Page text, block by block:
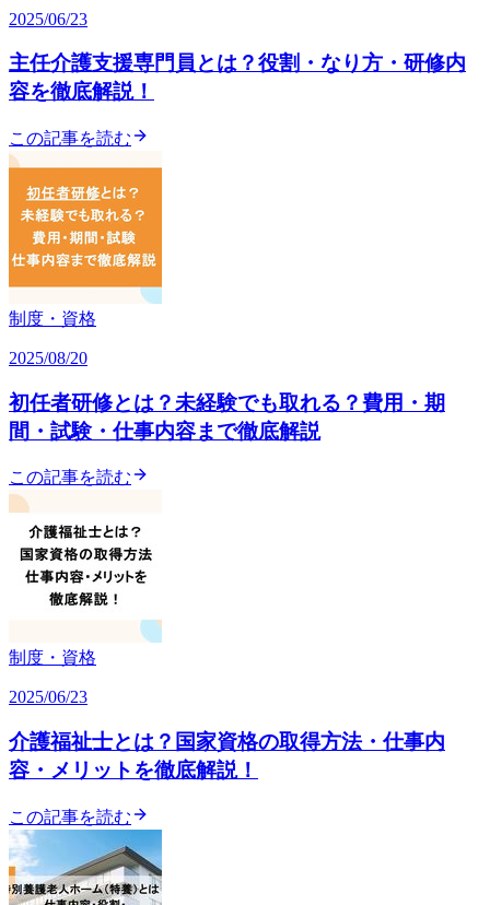
2025/06/23
主任介護支援専門員とは？役割・なり方・研修内
容を徹底解説！
この記事を読む
制度・資格
2025/08/20
初任者研修とは？未経験でも取れる？費用・期
間・試験・仕事内容まで徹底解説
この記事を読む
制度・資格
2025/06/23
介護福祉士とは？国家資格の取得方法・仕事内
容・メリットを徹底解説！
この記事を読む